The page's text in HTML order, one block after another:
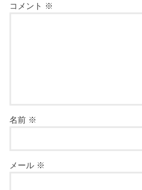
コメント ※
名前 ※
メール ※